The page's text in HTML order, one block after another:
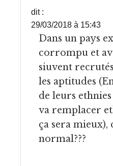
dit :
29/03/2018 à 15:43
Dans un pays extrêmement
corrompu et
siuvent
les aptitudes
de leurs
va remplacer
ça sera mieux),
normal???